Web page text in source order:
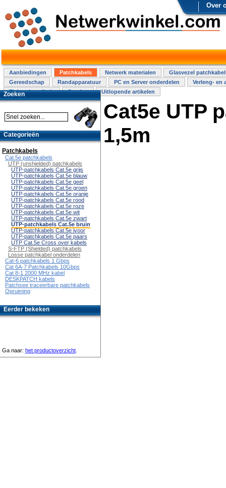
Over
Aanbiedingen Patchkabels Netwerk materialen
Glasvezel
Gereedschap
Randapparatuur PC en Server onderdelen
Verleng- en
Elektra installatie
Overige Uitlopende artikelen
Cat5e UTP
1,5m
Zoeken
Categorieën
Patchkabels
Cat.5e patchkabels
UTP (unshielded) patchkabels
UTP-patchkabels Cat.5e grijs
UTP-patchkabels Cat.5e blauw
UTP-patchkabels Cat.5e geel
UTP-patchkabels Cat.5e groen
UTP-patchkabels Cat.5e oranje
UTP-patchkabels Cat.5e rood
UTP-patchkabels Cat.5e roze
UTP-patchkabels Cat.5e wit
UTP-patchkabels Cat.5e zwart
UTP-patchkabels Cat.5e bruin
UTP-patchkabels Cat.5e ivoor
UTP-patchkabels Cat.5e paars
UTP Cat.5e Cross over kabels
S-FTP (Shielded) patchkabels
Losse patchkabel onderdelen
Cat-6 patchkabels 1 Gbps
Cat 6A-7 Patchkabels 10Gbps
Cat 8-1 2000 MHz kabel
DESKPATCH kabels
Patchsee traceerbare patchkabels
Opruiming
Eerder bekeken
Ga naar: het productoverzicht